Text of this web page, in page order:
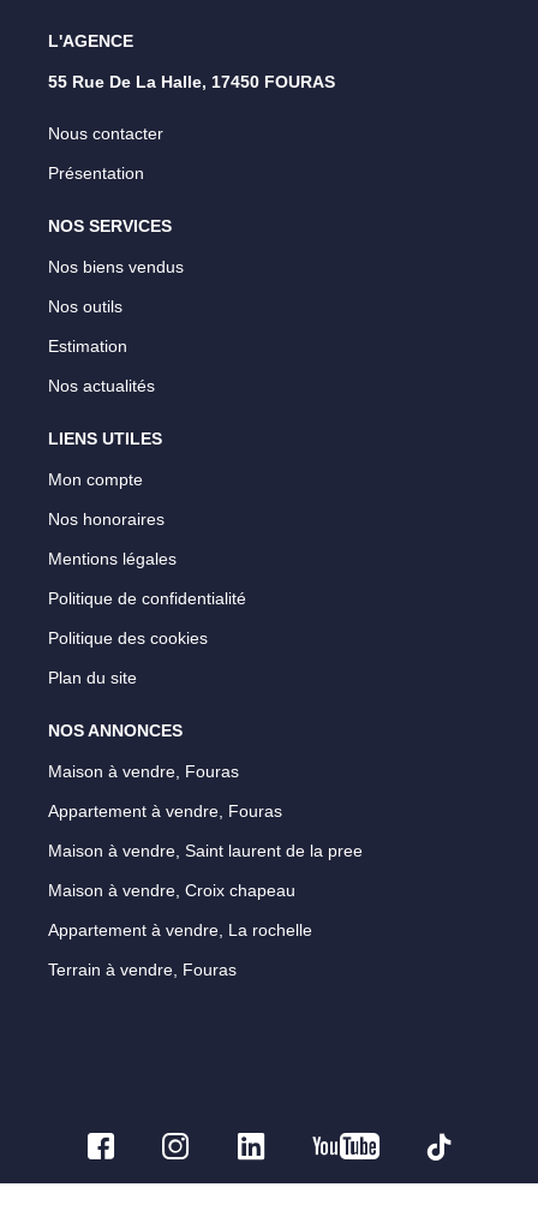
L'AGENCE
55 Rue De La Halle, 17450 FOURAS
Nous contacter
Présentation
NOS SERVICES
Nos biens vendus
Nos outils
Estimation
Nos actualités
LIENS UTILES
Mon compte
Nos honoraires
Mentions légales
Politique de confidentialité
Politique des cookies
Plan du site
NOS ANNONCES
Maison à vendre, Fouras
Appartement à vendre, Fouras
Maison à vendre, Saint laurent de la pree
Maison à vendre, Croix chapeau
Appartement à vendre, La rochelle
Terrain à vendre, Fouras